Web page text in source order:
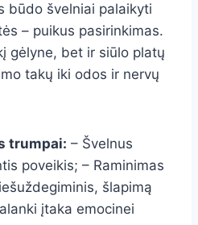
būdo švelniai palaikyti
– puikus pasirinkimas.
gėlyne, bet ir siūlo platų
takų iki odos ir nervų
trumpai: – Švelnus
poveikis; – Raminimas
šlapimą
įtaka emocinei